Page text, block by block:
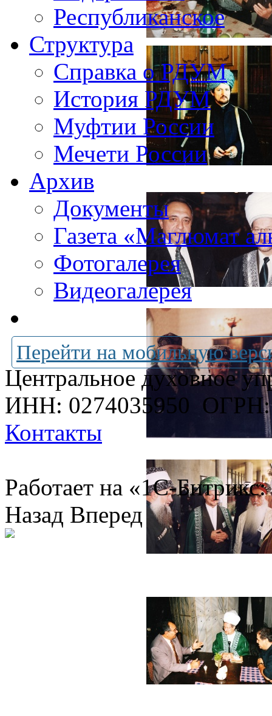
Республиканское
Структура
Справка о РДУМ
История РДУМ
Муфтии России
Мечети России
Архив
Документы
Газета «Маглюмат
Фотогалерея
Видеогалерея
Перейти на мобильную
Центральное духовное
ИНН: 0274035950 ОГРН:
Контакты
Работает на «1С-
Назад Вперед